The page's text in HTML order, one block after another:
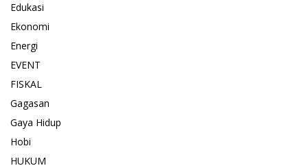
Edukasi
Ekonomi
Energi
EVENT
FISKAL
Gagasan
Gaya Hidup
Hobi
HUKUM